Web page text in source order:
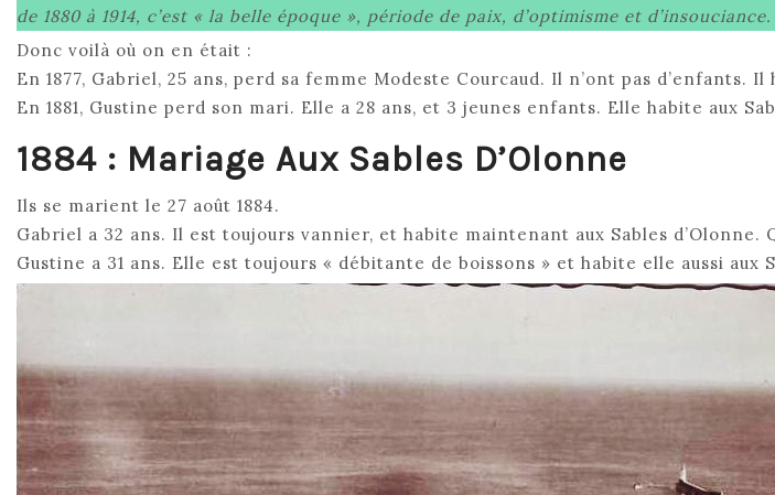
3
LES
SABLES
de 1880 à 1914, c’est « la belle époque », période de paix, d’optimisme et d’insouciance.
Donc voilà où on en était :
En 1877, Gabriel, 25 ans, perd sa femme Modeste Courcaud. Il n’ont pas
En 1881, Gustine perd son mari. Elle a 28 ans, et 3 jeunes enfants. Elle habite aux
1884 : Mariage Aux Sables D’Olonne
Ils se marient le 27 août 1884.
Gabriel a 32 ans. Il est toujours vannier, et habite maintenant aux Sables d’Olonne.
Gustine a 31 ans. Elle est toujours « débitante de boissons » et habite elle aussi aux